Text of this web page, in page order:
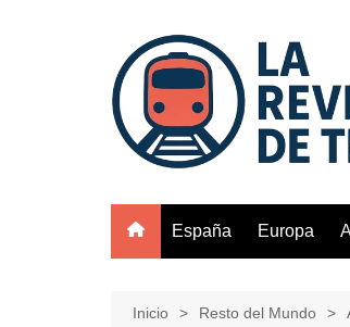
España Europa
Inicio Resto del Mundo